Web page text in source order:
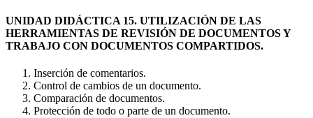
UNIDAD DIDÁCTICA 15. UTILIZACIÓN DE LAS
HERRAMIENTAS DE REVISIÓN DE DOCUMENTOS Y
TRABAJO CON DOCUMENTOS COMPARTIDOS.
Inserción de comentarios.
Control de cambios de un documento.
Comparación de documentos.
Protección de todo o parte de un documento.